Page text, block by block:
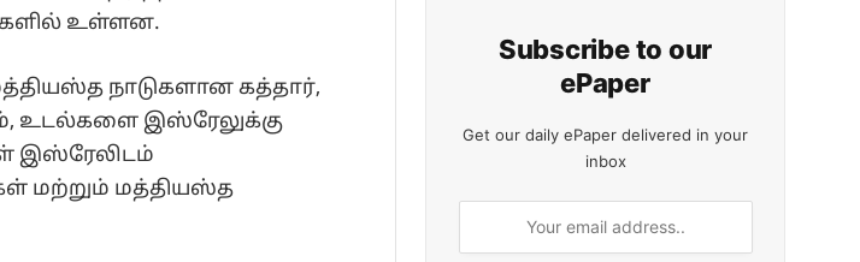
உள்ளன.
நாடுகளான கத்தார்,
உடல்களை இஸ்ரேலுக்கு
இஸ்ரேலிடம்
மற்றும் மத்தியஸ்த
Subscribe to our
ePaper
Get our daily ePaper delivered in your
inbox